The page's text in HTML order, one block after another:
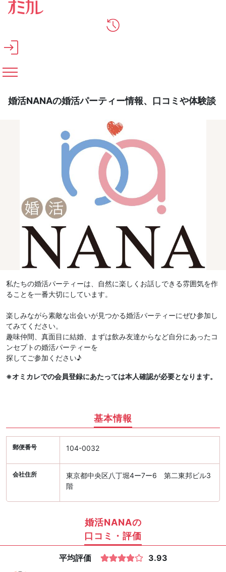
メインコンテンツへスキップ
婚活NANAの婚活パーティー情報、口コミや体験談
私たちの婚活パーティーは、自然に楽しくお話しできる雰囲気を作
ることを一番大切にしています。
楽しみながら素敵な出会いが見つかる婚活パーティーにぜひ参加し
てみてください。
趣味仲間、真面目に結婚、まずは飲み友達からなど自分にあったコ
ンセプトの婚活パーティーを
探してご参加ください♪
※オミカレでの会員登録にあたっては本人確認が必要となります。
基本情報
郵便番号 104-0032
会社住所
東京都中央区八丁堀4ー7ー6 第二東邦ビル3
階
婚活NANAの
口コミ・評価
平均評価 3.93